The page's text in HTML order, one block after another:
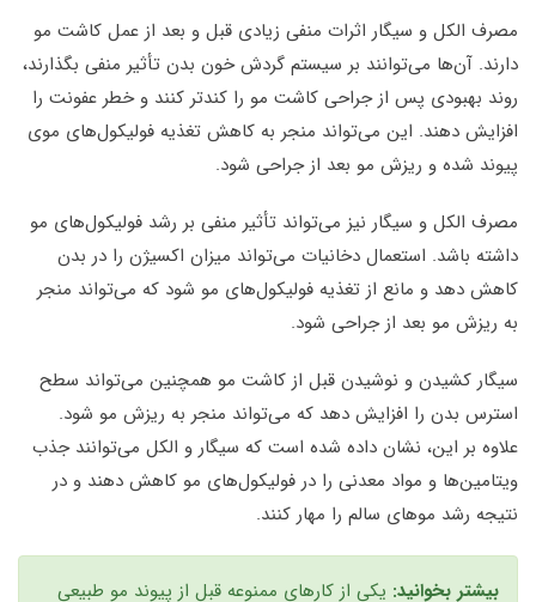
مصرف الکل و سیگار اثرات منفی زیادی قبل و بعد از عمل کاشت مو
دارند. آن‌ها می‌توانند بر سیستم گردش خون بدن تأثیر منفی بگذارند،
روند بهبودی پس از جراحی کاشت مو را کندتر کنند و خطر عفونت را
افزایش دهند. این می‌تواند منجر به کاهش تغذیه فولیکول‌های موی
پیوند شده و ریزش مو بعد از جراحی شود.
مصرف الکل و سیگار نیز می‌تواند تأثیر منفی بر رشد فولیکول‌های مو
داشته باشد. استعمال دخانیات می‌تواند میزان اکسیژن را در بدن
کاهش دهد و مانع از تغذیه فولیکول‌های مو شود که می‌تواند منجر
به ریزش مو بعد از جراحی شود.
سیگار کشیدن و نوشیدن قبل از کاشت مو همچنین می‌تواند سطح
استرس بدن را افزایش دهد که می‌تواند منجر به ریزش مو شود.
علاوه بر این، نشان داده شده است که سیگار و الکل می‌توانند جذب
ویتامین‌ها و مواد معدنی را در فولیکول‌های مو کاهش دهند و در
نتیجه رشد موهای سالم را مهار کنند.
بیشتر بخوانید: یکی از کارهای ممنوعه قبل از پیوند مو طبیعی